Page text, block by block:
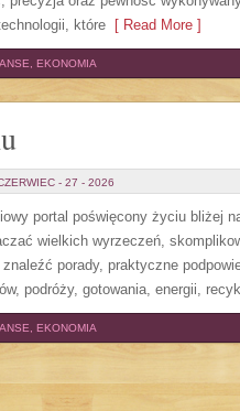
które [ Read More ]
EKONOMIA
- 27 - 2026
portal poświęcony życiu bliżej
wielkich wyrzeczeń,
porady, praktyczne
podróży, gotowania, energii,
EKONOMIA